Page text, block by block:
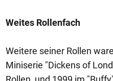
Weites Rollenfach
Weitere seiner Rollen
Miniserie "Dickens of